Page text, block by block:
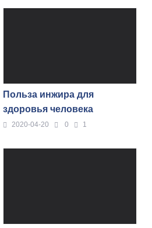
Польза инжира для
здоровья человека
2020-04-20 0 1